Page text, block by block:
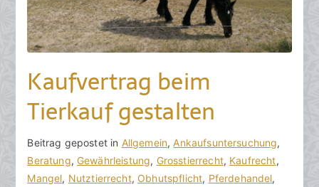
Kaufvertrag beim
Tierkauf gestalten
V
o
n
B
e
i
Beitrag gepostet in Allgemein, Ankaufsuntersuchung,
Beratung, Gewährleistung, Grosstierrecht, Kaufrecht,
Mangel, Nutztierrecht, Obhutspflicht, Pferdehandel,
K
e
i